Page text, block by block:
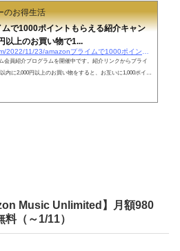
のお得生活
で1000ポイントもらえる紹介キャン
以上のお買い物で1...
会員紹介プログラムを開催中です。紹介リンクからプライ
内に2,000円以上のお買い物をすると、お互いに1,000ポイン
Music Unlimited】月額980
（～1/11）